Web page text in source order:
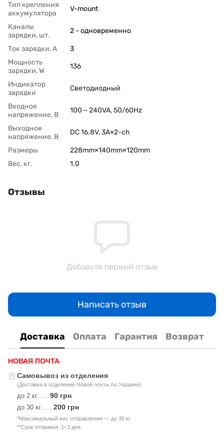
Тип крепления
аккумулятора
V-mount
Каналы
зарядки, шт.
2 - одновременно
Ток зарядки, А
3
Мощность
зарядки, W
136
Индикатор
зарядки
Светодиодный
Входное
напряжение, В
100～240VA, 50/60Hz
Выходное
напряжение, В
DC 16.8V, 3A×2-ch
Размеры
228mm×140mm×120mm
Вес, кг.
1.0
Отзывы
Добавьте первый отзыв
Написать отзыв
Доставка Оплата Гарантия Возврат
НОВАЯ ПОЧТА
Самовывоз из отделения
(Доставка в отделение Новой почты по Украине)
до 2 кг.....90 грн
до 30 кг.....200 грн
*Максимальный вес отправления — до 30 кг.
**Срок отправки: 1–3 дня.